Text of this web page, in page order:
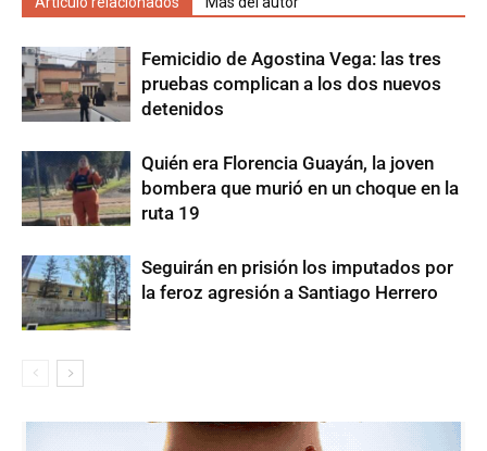
Femicidio de Agostina Vega: las tres
pruebas complican a los dos nuevos
detenidos
Quién era Florencia Guayán, la joven
bombera que murió en un choque en la
ruta 19
Seguirán en prisión los imputados por
la feroz agresión a Santiago Herrero